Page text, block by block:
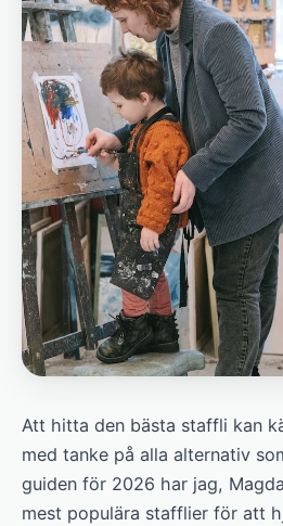
Att hitta den bästa staffli kan
med tanke på alla alternativ
guiden för 2026 har jag,
mest populära stafflier för att